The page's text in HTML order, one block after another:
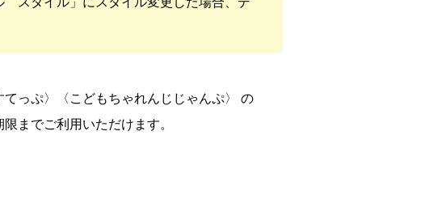
っぷ〉〈こどもちゃれんじじゃんぷ〉 の
までご利用いただけます。